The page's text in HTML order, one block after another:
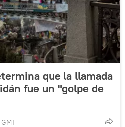
que la llamada
fue un "golpe de